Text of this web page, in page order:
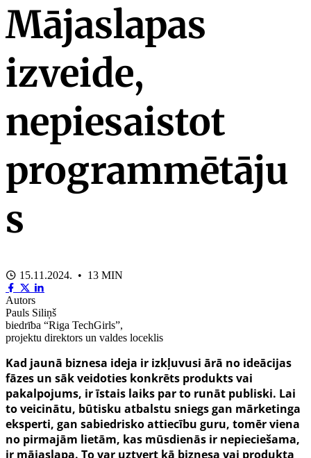
Mājaslapas
izveide,
nepiesaistot
programmētāju
s
15.11.2024. • 13 MIN
Autors
Pauls Siliņš
biedrība “Riga TechGirls”,
projektu direktors un valdes loceklis
Kad jaunā biznesa ideja ir izkļuvusi ārā no ideācijas
fāzes un sāk veidoties konkrēts produkts vai
pakalpojums, ir īstais laiks par to runāt publiski. Lai
to veicinātu, būtisku atbalstu sniegs gan mārketinga
eksperti, gan sabiedrisko attiecību guru, tomēr viena
no pirmajām lietām, kas mūsdienās ir nepieciešama,
ir mājaslapa. To var uztvert kā biznesa vai produkta